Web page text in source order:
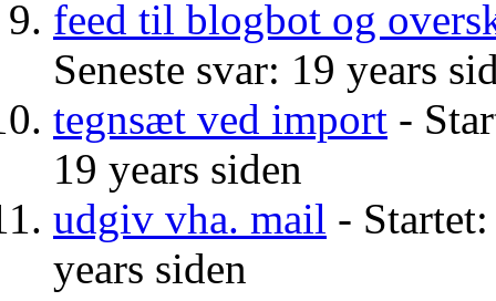
feed til blogbot og
Seneste svar: 19 years
tegnsæt ved import -
19 years siden
udgiv vha. mail -
years siden